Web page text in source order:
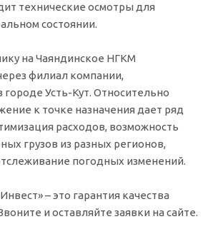
технические осмотры для
состоянии.
на Чаяндинское НГКМ
филиал компании,
Усть-Кут. Относительно
к точке назначения дает ряд
расходов, возможность
грузов из разных регионов,
погодных изменений.
– это гарантия качества
и оставляйте заявки на сайте.